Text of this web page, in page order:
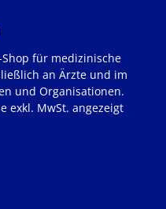
Shop für medizinische
an Ärzte und im
und Organisationen.
exkl. MwSt. angezeigt